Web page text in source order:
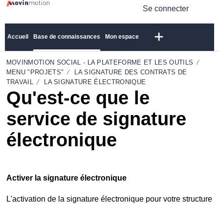
Se connecter
Accueil Base de connaissances Mon espace
MOVINMOTION SOCIAL - LA PLATEFORME ET LES OUTILS
MENU "PROJETS"
LA SIGNATURE DES CONTRATS DE
TRAVAIL
LA SIGNATURE ÉLECTRONIQUE
Qu'est-ce que le
service de signature
électronique
Activer la signature électronique
L'activation de la signature électronique pour votre structure